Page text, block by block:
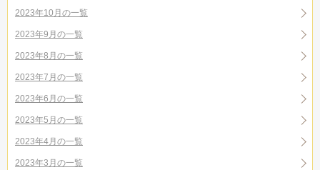
2023年10月の一覧
2023年9月の一覧
2023年8月の一覧
2023年7月の一覧
2023年6月の一覧
2023年5月の一覧
2023年4月の一覧
2023年3月の一覧